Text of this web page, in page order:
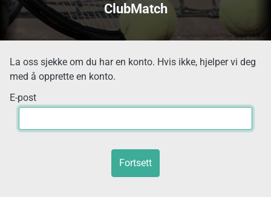
ClubMatch
La oss sjekke om du har en konto. Hvis ikke, hjelper vi deg
med å opprette en konto.
E-post
Fortsett